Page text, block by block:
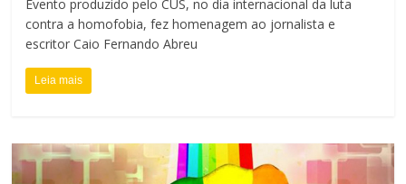
Evento produzido pelo CUS, no dia internacional da luta
contra a homofobia, fez homenagem ao jornalista e
escritor Caio Fernando Abreu
Leia mais